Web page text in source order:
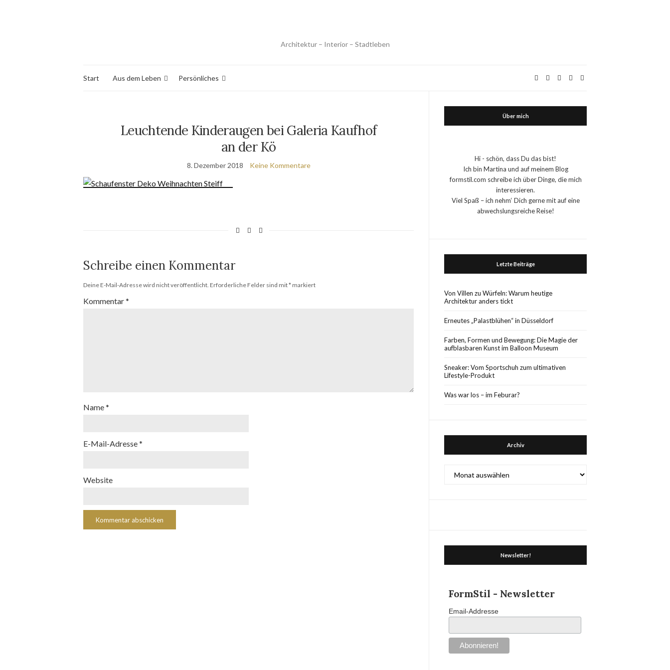
Architektur – Interior – Stadtleben
Start Aus dem Leben Persönliches
Leuchtende Kinderaugen bei Galeria Kaufhof
an der Kö
8. Dezember 2018 Keine Kommentare
Schreibe einen Kommentar
Deine E-Mail-Adresse wird nicht veröffentlicht. Erforderliche Felder sind mit*markiert
Kommentar*
Name*
E-Mail-Adresse*
Website
Über mich
Hi - schön, dass Du das bist!
Ich bin Martina und auf meinem Blog
formstil.com schreibe ich über Dinge, die mich
interessieren.
Viel Spaß – ich nehm‘ Dich gerne mit auf eine
abwechslungsreiche Reise!
Letzte Beiträge
Von Villen zu Würfeln: Warum heutige
Architektur anders tickt
Erneutes „Palastblühen“ in Düsseldorf
Farben, Formen und Bewegung: Die Magie der
aufblasbaren Kunst im Balloon Museum
Sneaker: Vom Sportschuh zum ultimativen
Lifestyle-Produkt
Was war los – im Feburar?
Archiv
Newsletter!
FormStil - Newsletter
Email-Addresse